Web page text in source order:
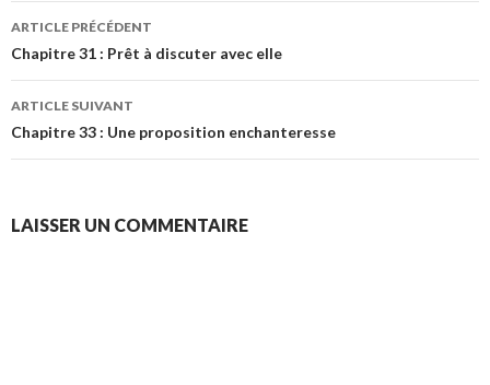
Navigation
des
articles
ARTICLE PRÉCÉDENT
Chapitre 31 : Prêt à discuter avec elle
ARTICLE SUIVANT
Chapitre 33 : Une proposition enchanteresse
LAISSER UN COMMENTAIRE